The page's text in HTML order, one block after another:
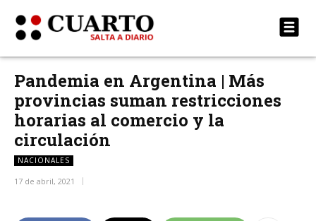
Pandemia en Argentina | Más
provincias suman restricciones
horarias al comercio y la
circulación
NACIONALES
17 de abril, 2021